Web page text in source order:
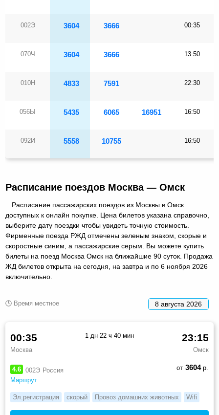
002Э 3604 3666 00:35
070Ч 3604 3666 13:50
010Н 4833 7591 22:30
056Ы 5435 6065 16951 16:50
092И 5558 10755 16:50
Расписание поездов Москва — Омск
Расписание пассажирских поездов из Москвы в Омск
доступных к онлайн покупке. Цена билетов указана справочно,
выберите дату поездки чтобы увидеть точную стоимость.
Фирменные поезда РЖД отмечены зеленым знаком, скорые и
скоростные синим, а пассажирские серым. Вы можете купить
билеты на поезд Москва Омск на ближайшие 90 суток. Продажа
ЖД билетов открыта на сегодня, на завтра и по 6 ноября 2026
включительно.
🕓 Время местное 8 августа 2026
4.6 002Э Россия
Маршрут
00:35
Москва
23:15
Омск
1 дн 22 ч 40 мин
от 3604р.
Эл.регистрация скорый Провоз домашних животных Wifi